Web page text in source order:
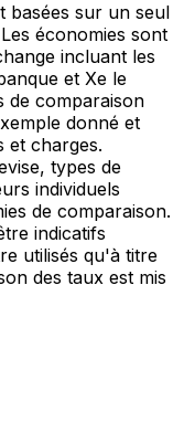
basées sur un seul
économies sont
incluant les
et Xe le
de comparaison
donné et
et charges.
types de
individuels
de comparaison.
indicatifs
utilisés qu'à titre
des taux est mis